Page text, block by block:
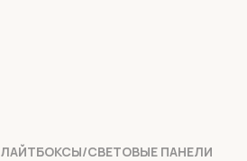
ЛАЙТБОКСЫ/СВЕТОВЫЕ ПАНЕЛИ